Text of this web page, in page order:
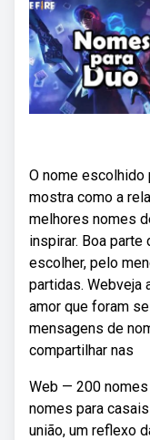
O nome escolhido
mostra como a
melhores nomes
inspirar. Boa
escolher, pelo
partidas. Webveja
amor que foram
mensagens de
compartilhar nas
Web — 200
nomes para
união, um reflexo